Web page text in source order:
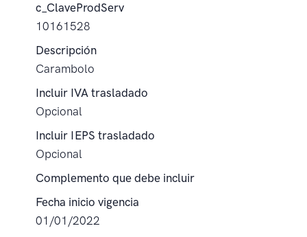
c_ClaveProdServ
10161528
Descripción
Carambolo
Incluir IVA trasladado
Opcional
Incluir IEPS trasladado
Opcional
Complemento que debe incluir
Fecha inicio vigencia
01/01/2022